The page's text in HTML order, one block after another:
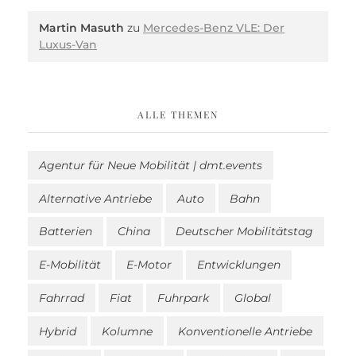
Martin Masuth zu Mercedes-Benz VLE: Der
Luxus-Van
ALLE THEMEN
Agentur für Neue Mobilität | dmt.events
Alternative Antriebe Auto Bahn
Batterien China Deutscher Mobilitätstag
E-Mobilität E-Motor Entwicklungen
Fahrrad Fiat Fuhrpark Global
Hybrid Kolumne Konventionelle Antriebe